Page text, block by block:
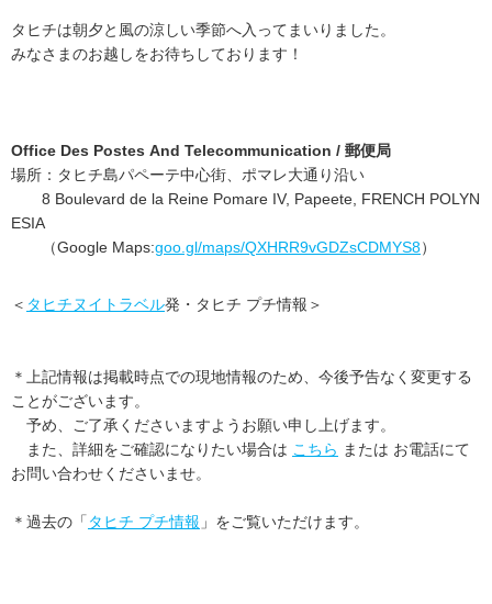
タヒチは朝夕と風の涼しい季節へ入ってまいりました。
みなさまのお越しをお待ちしております！
Office Des Postes And Telecommunication / 郵便局
場所：タヒチ島パペーテ中心街、ポマレ大通り沿い
8 Boulevard de la Reine Pomare IV, Papeete, FRENCH POLYN
ESIA
（Google Maps:goo.gl/maps/QXHRR9vGDZsCDMYS8）
＜ タヒチヌイトラベル発・タヒチ プチ情報＞
＊上記情報は掲載時点での現地情報のため、今後予告なく変更する
ことがございます。
予め、ご了承くださいますようお願い申し上げます。
また、詳細をご確認になりたい場合は こちら または お電話にて
お問い合わせくださいませ。
＊過去の「 タヒチ プチ情報 」をご覧いただけます。